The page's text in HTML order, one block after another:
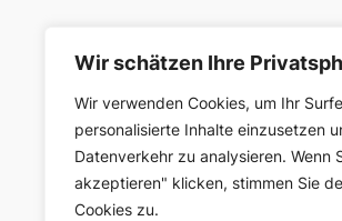
Wir schätzen Ihre
Wir verwenden Cookies, um Ihr
personalisierte Inhalte einzusetzen
Datenverkehr zu analysieren. Wenn
akzeptieren" klicken, stimmen Sie
Cookies zu.
SELK Region Ost
Region Ost der
Lutherischen Kirche in